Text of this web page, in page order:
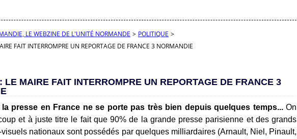
LE WEBZINE DE L'UNITÉ NORMANDE > POLITIQUE >
FAIT INTERROMPRE UN REPORTAGE DE FRANCE 3 NORMANDIE
LE MAIRE FAIT INTERROMPRE UN REPORTAGE DE FRANCE 3
la presse en France ne se porte pas très bien depuis quelques temps...On
et à juste titre le fait que 90% de la grande presse parisienne et des grands
nationaux sont possédés par quelques milliardaires (Arnault, Niel, Pinault,